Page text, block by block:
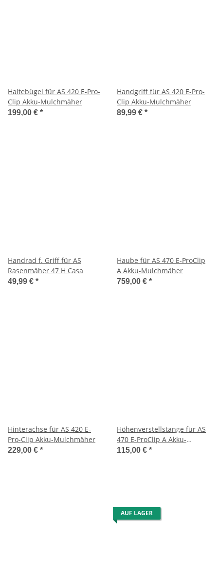
Haltebügel für AS 420 E-Pro-
Clip Akku-Mulchmäher
199,00 € *
Handgriff für AS 420 E-Pro-
Clip Akku-Mulchmäher
89,99 € *
Handrad f. Griff für AS
Rasenmäher 47 H Casa
49,99 € *
Haube für AS 470 E-ProClip
A Akku-Mulchmäher
759,00 € *
Hinterachse für AS 420 E-
Pro-Clip Akku-Mulchmäher
229,00 € *
Höhenverstellstange für AS
470 E-ProClip A Akku-
Mulchmäher
115,00 € *
AUF LAGER